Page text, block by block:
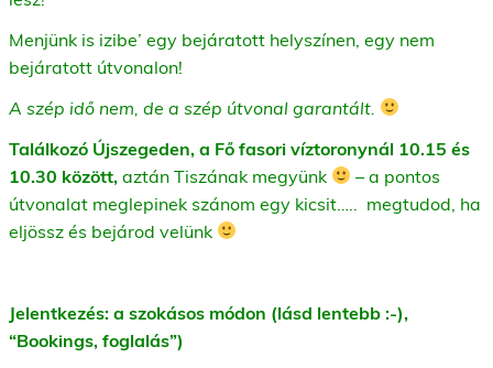
Menjünk is izibe’ egy bejáratott helyszínen, egy nem
bejáratott útvonalon!
A szép idő nem, de a szép útvonal garantált.
Találkozó Újszegeden, a Fő fasori víztoronynál 10.15 és
10.30 között, aztán Tiszának megyünk
– a pontos
útvonalat meglepinek szánom egy kicsit….. megtudod, ha
eljössz és bejárod velünk
Jelentkezés: a szokásos módon (lásd lentebb :-),
“Bookings, foglalás”)